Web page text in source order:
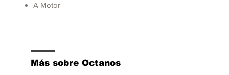
A Motor
Más sobre Octanos